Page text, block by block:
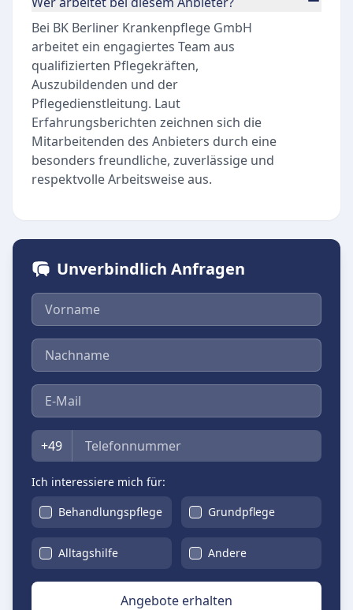
Bei BK Berliner Krankenpflege GmbH
arbeitet ein engagiertes Team aus
qualifizierten Pflegekräften,
Auszubildenden und der
Pflegedienstleitung. Laut
Erfahrungsberichten zeichnen sich die
Mitarbeitenden des Anbieters durch eine
besonders freundliche, zuverlässige und
respektvolle Arbeitsweise aus.
Unverbindlich Anfragen
Vorname
Nachname
E-Mail
Telefon
+49
Ich interessiere mich für:
Behandlungspflege
Grundpflege
Alltagshilfe Andere
Angebote erhalten